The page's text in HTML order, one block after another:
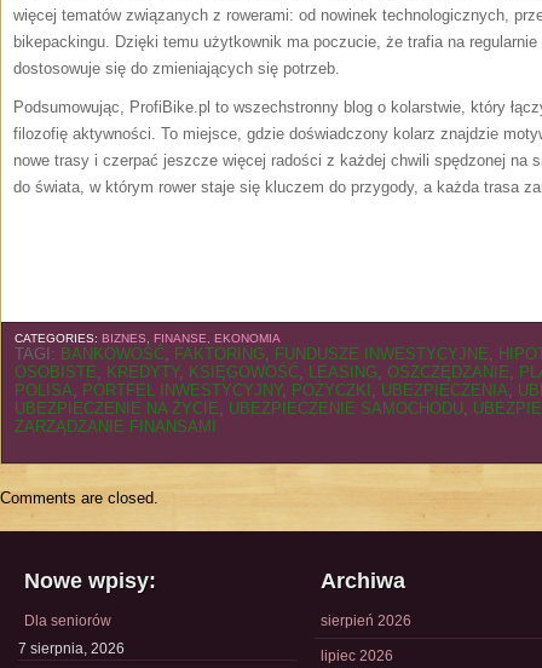
więcej tematów związanych z rowerami: od nowinek technologicznych,
bikepackingu. Dzięki temu użytkownik ma poczucie, że trafia na
dostosowuje się do zmieniających się potrzeb.
Podsumowując, ProfiBike.pl to wszechstronny blog o kolarstwie, który
filozofię aktywności. To miejsce, gdzie doświadczony kolarz znajdzie
nowe trasy i czerpać jeszcze więcej radości z każdej chwili spędzonej na
do świata, w którym rower staje się kluczem do przygody, a każda trasa
CATEGORIES: BIZNES, FINANSE, EKONOMIA
TAGI: BANKOWOŚĆ, FAKTORING, FUNDUSZE INWESTYCYJNE,
OSOBISTE, KREDYTY, KSIĘGOWOŚĆ, LEASING, OSZCZĘDZANIE,
POLISA, PORTFEL INWESTYCYJNY, POŻYCZKI , UBEZPIECZENIA,
UBEZPIECZENIE NA ŻYCIE, UBEZPIECZENIE SAMOCHODU,
ZARZĄDZANIE FINANSAMI
Comments are closed.
Nowe wpisy:
Dla seniorów
7 sierpnia, 2026
Archiwa
sierpień 2026
lipiec 2026